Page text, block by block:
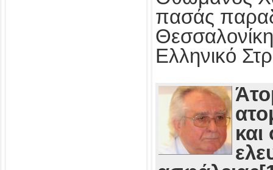
πασάς
Ελληνικό